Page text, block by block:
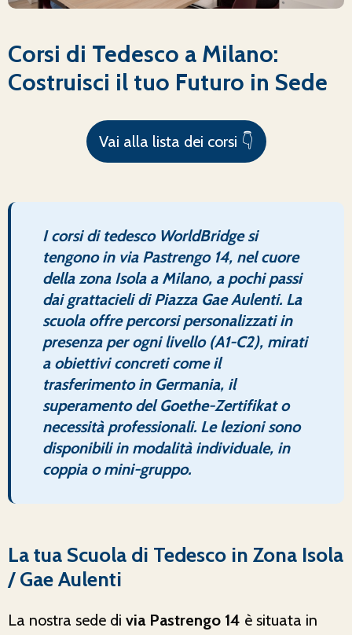
Corsi di Tedesco a Milano:
Costruisci il tuo Futuro in Sede
Vai alla lista dei corsi 👇
I corsi di tedesco WorldBridge si
tengono in via Pastrengo 14, nel cuore
della zona Isola a Milano, a pochi passi
dai grattacieli di Piazza Gae Aulenti. La
scuola offre percorsi personalizzati in
presenza per ogni livello (A1-C2), mirati
a obiettivi concreti come il
trasferimento in Germania, il
superamento del Goethe-Zertifikat o
necessità professionali. Le lezioni sono
disponibili in modalità individuale, in
coppia o mini-gruppo.
La tua Scuola di Tedesco in Zona Isola
/ Gae Aulenti
La nostra sede di via Pastrengo 14 è situata in